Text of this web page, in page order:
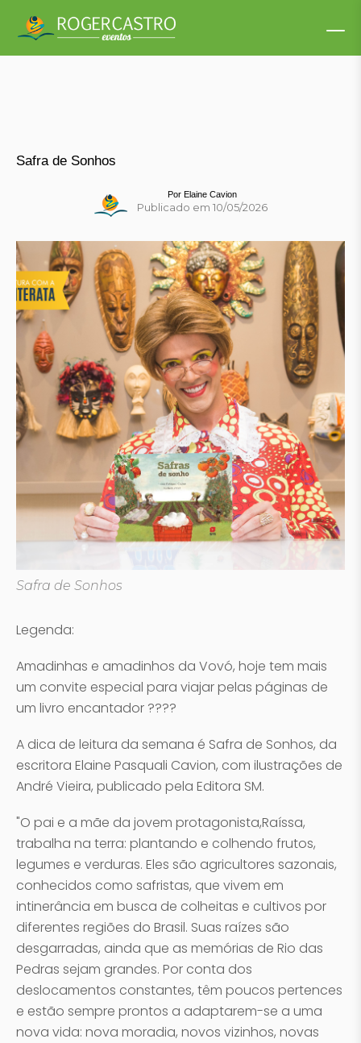
Safra de Sonhos
Por Elaine Cavion
Publicado em 10/05/2026
Safra de Sonhos
Legenda:
Amadinhas e amadinhos da Vovó, hoje tem mais
um convite especial para viajar pelas páginas de
um livro encantador ????
A dica de leitura da semana é Safra de Sonhos, da
escritora Elaine Pasquali Cavion, com ilustrações de
André Vieira, publicado pela Editora SM.
"O pai e a mãe da jovem protagonista,Raíssa,
trabalha na terra: plantando e colhendo frutos,
legumes e verduras. Eles são agricultores sazonais,
conhecidos como safristas, que vivem em
intinerância em busca de colheitas e cultivos por
diferentes regiões do Brasil. Suas raízes são
desgarradas, ainda que as memórias de Rio das
Pedras sejam grandes. Por conta dos
deslocamentos constantes, têm poucos pertences
e estão sempre prontos a adaptarem-se a uma
nova vida: nova moradia, novos vizinhos, novas